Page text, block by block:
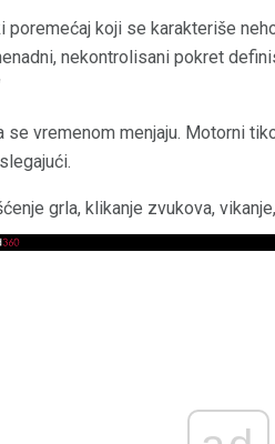
poremećaj koji se karakteriše
nekontrolisani pokret
vremenom menjaju. Motorni
grla, klikanje zvukova,